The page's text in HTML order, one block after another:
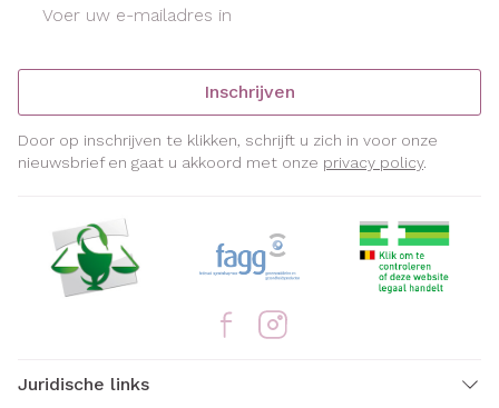
Inschrijven
Door op inschrijven te klikken, schrijft u zich in voor onze
nieuwsbrief en gaat u akkoord met onze privacy policy.
Juridische links